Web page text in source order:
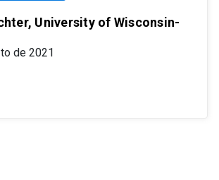
University of Wisconsin-
de 2021